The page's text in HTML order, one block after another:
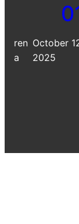
ren
a
October
2025